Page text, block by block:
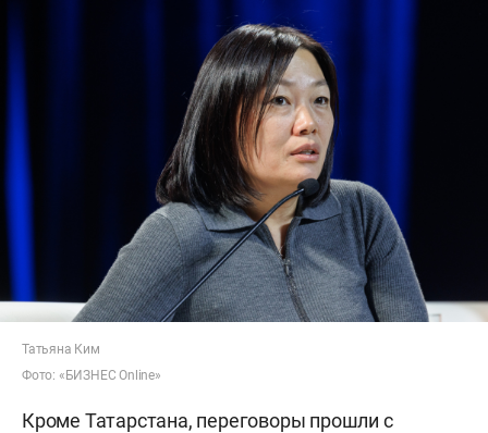
Татьяна Ким
Фото: «БИЗНЕС Online»
Кроме Татарстана, переговоры прошли с